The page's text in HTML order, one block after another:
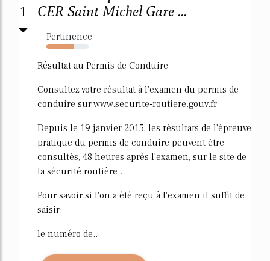
1
CER Saint Michel Gare ...
Pertinence
65%
Résultat au Permis de Conduire
Consultez votre résultat à l'examen du permis de
conduire sur www.securite-routiere.gouv.fr
Depuis le 19 janvier 2015, les résultats de l'épreuve
pratique du permis de conduire peuvent être
consultés, 48 heures après l'examen, sur le site de
la sécurité routière .
Pour savoir si l'on a été reçu à l'examen il suffit de
saisir:
le numéro de...